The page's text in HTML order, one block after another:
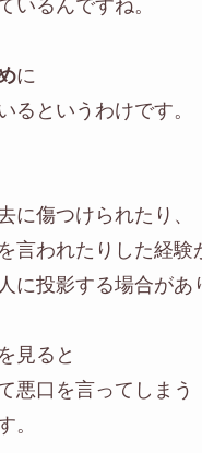
いるんですね。
に
るというわけです。
に傷つけられたり、
言われたりした経験
に投影する場合があ
見ると
悪口を言ってしまう
。